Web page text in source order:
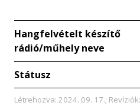
Hangfelvételt készítő
rádió/műhely neve
Státusz
Létrehozva: 2024. 09. 17.;